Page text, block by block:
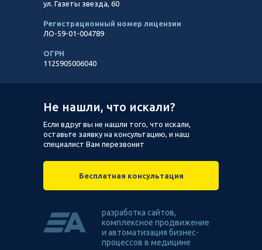
Не нашли, что искали?
Если вдруг вы не нашли того, что искали,
оставьте заявку на консультацию, и наш
специалист Вам перезвонит
разработка сайтов,
комплексное продвижение
и автоматизация бизнес-
процессов в медицине
Бесплатная консультация
ул. Газеты звезда, 60
Регистрационный номер лицензии
ЛО-59-01-004789
ОГРН
1125905006040